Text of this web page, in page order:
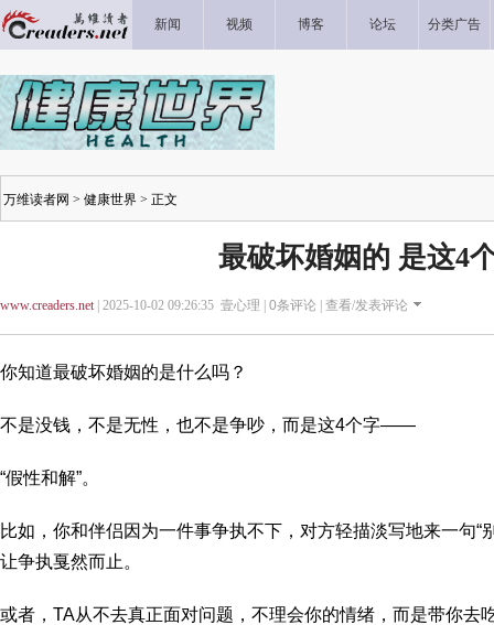
新闻 视频 博客 论坛 分类广告
万维读者网 > 健康世界 > 正文
最破坏婚姻的 是这4
www.creaders.net| 2025-10-02 09:26:35 壹心理 | 0条评论 | 查看/发表评论
你知道最破坏婚姻的是什么吗？
不是没钱，不是无性，也不是争吵，而是这4个字——
“假性和解”。
比如，你和伴侣因为一件事争执不下，对方轻描淡写地来一句“
让争执戛然而止。
或者，TA从不去真正面对问题，不理会你的情绪，而是带你去